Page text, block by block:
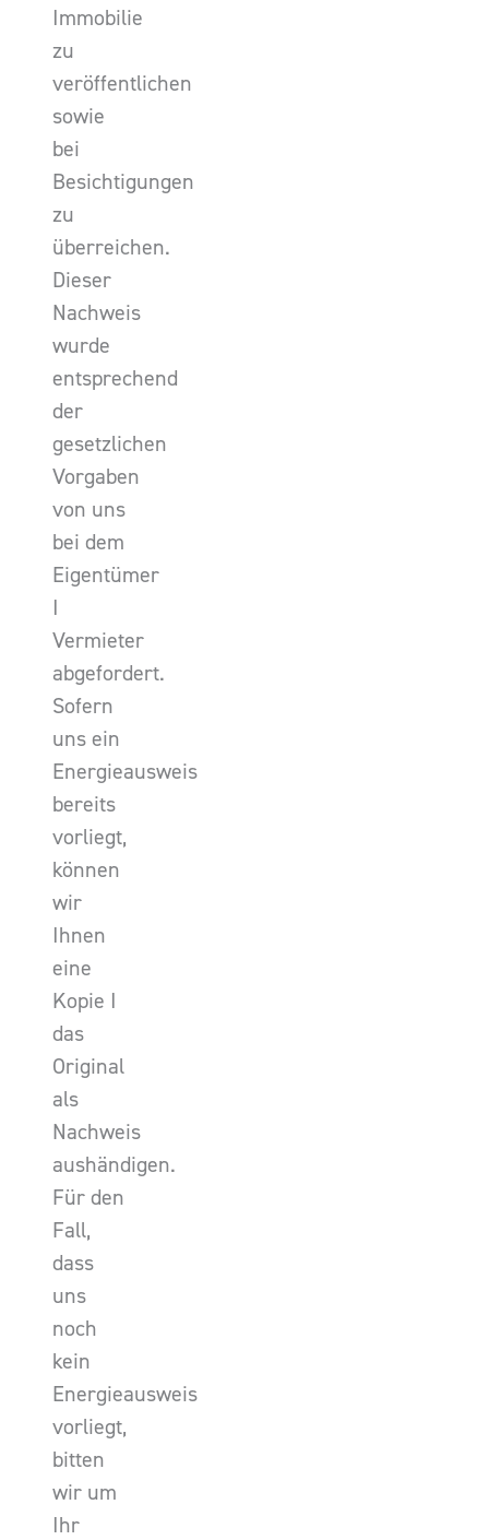
Immobilie
zu
veröffentlichen
sowie
bei
Besichtigungen
zu
überreichen.
Dieser
Nachweis
wurde
entsprechend
der
gesetzlichen
Vorgaben
von uns
bei dem
Eigentümer
I
Vermieter
abgefordert.
Sofern
uns ein
Energieausweis
bereits
vorliegt,
können
wir
Ihnen
eine
Kopie I
das
Original
als
Nachweis
aushändigen.
Für den
Fall,
dass
uns
noch
kein
Energieausweis
vorliegt,
bitten
wir um
Ihr